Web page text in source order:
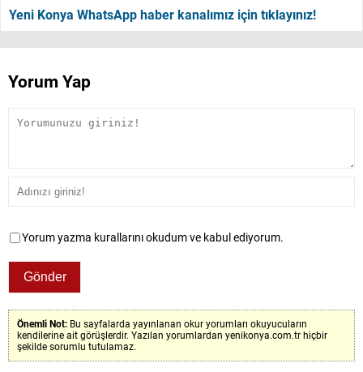
Yeni Konya WhatsApp haber kanalımız için tıklayınız!
Yorum Yap
Yorum yazma kurallarını okudum ve kabul ediyorum.
Önemli Not: Bu sayfalarda yayınlanan okur yorumları okuyucuların
kendilerine ait görüşlerdir. Yazılan yorumlardan yenikonya.com.tr hiçbir
şekilde sorumlu tutulamaz.